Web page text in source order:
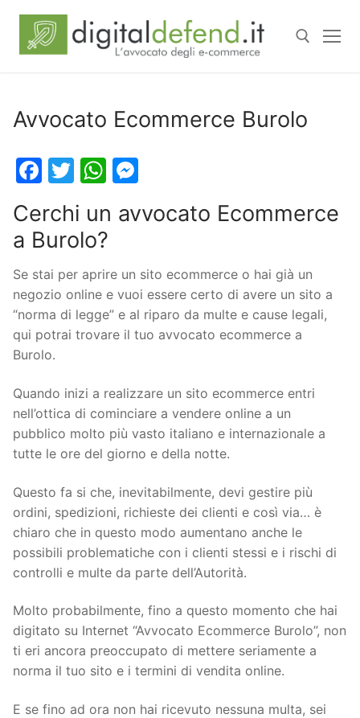
Avvocato Ecommerce Burolo
Facebook
TwitterWhatsApp
Cerchi un avvocato Ecommerce
a Burolo?
Se stai per aprire un sito ecommerce o hai già un
negozio online e vuoi essere certo di avere un sito a
“norma di legge” e al riparo da multe e cause legali,
qui potrai trovare il tuo avvocato ecommerce a
Burolo.
Quando inizi a realizzare un sito ecommerce entri
nell’ottica di cominciare a vendere online a un
pubblico molto più vasto italiano e internazionale a
tutte le ore del giorno e della notte.
Questo fa si che, inevitabilmente, devi gestire più
ordini, spedizioni, richieste dei clienti e così via… è
chiaro che in questo modo aumentano anche le
possibili problematiche con i clienti stessi e i rischi di
controlli e multe da parte dell’Autorità.
Molto probabilmente, fino a questo momento che hai
digitato su Internet “Avvocato Ecommerce Burolo”, non
ti eri ancora preoccupato di mettere seriamente a
norma il tuo sito e i termini di vendita online.
E se fino ad ora non hai ricevuto nessuna multa, sei